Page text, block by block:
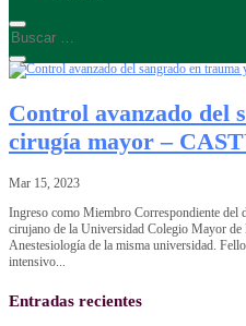
Control avanzado del
cirugía mayor –
Mar 15, 2023
Ingreso como Miembro Correspondiente del
cirujano de la Universidad Colegio Mayor de
Anestesiología de la misma universidad.
intensivo...
Entradas recientes